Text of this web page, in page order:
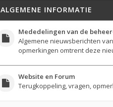
ALGEMENE INFORMATIE
Mededelingen van de
Algemene nieuwsberichten
opmerkingen omtrent deze
Website en Forum
Terugkoppeling, vragen,